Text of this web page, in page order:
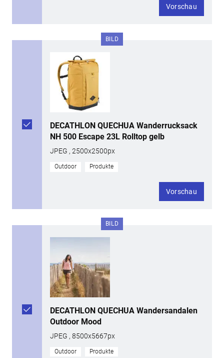
Vorschau
BILD
DECATHLON QUECHUA Wanderrucksack
NH 500 Escape 23L Rolltop gelb
JPEG , 2500x2500px
Outdoor Produkte
Vorschau
BILD
DECATHLON QUECHUA Wandersandalen
Outdoor Mood
JPEG , 8500x5667px
Outdoor Produkte